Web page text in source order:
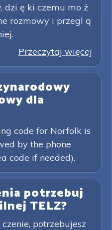
dzi ę ki czemu mo ż
rozmowy i przegl ą
Przeczytaj więcej
dla
code for Norfolk is
by the phone
code if needed).
potrzebuj
TELZ?
potrzebujesz